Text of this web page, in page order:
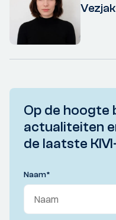
Op de hoogte
actualiteiten
de laatste
Naam*